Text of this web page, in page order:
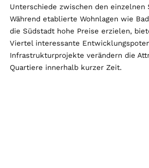
Unterschiede zwischen den einzelnen
Während etablierte Wohnlagen wie
die Südstadt hohe Preise erzielen,
Viertel interessante
Infrastrukturprojekte verändern die
Quartiere innerhalb kurzer Zeit.